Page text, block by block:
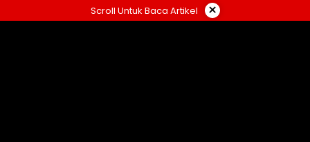
ke
Scroll Untuk Baca Artikel ×